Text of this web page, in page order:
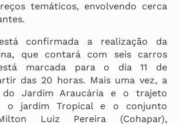
temáticos, envolvendo cerca
confirmada a realização da
que contará com seis carros
marcada para o dia 11 de
das 20 horas. Mais uma vez, a
do Jardim Araucária e o trajeto
o jardim Tropical e o conjunto
Luiz Pereira (Cohapar),